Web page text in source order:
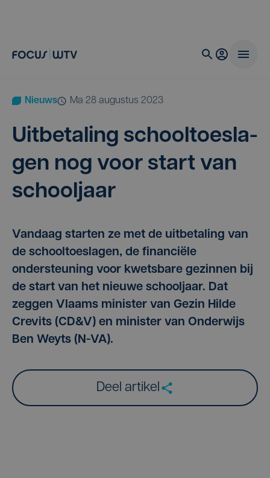
Nieuws ma 28 augustus 2023
Uit­be­ta­ling school­toe­sla­
gen nog voor start van
schooljaar
Vandaag starten ze met de uitbetaling van
de schooltoeslagen, de financiële
ondersteuning voor kwetsbare gezinnen bij
de start van het nieuwe schooljaar. Dat
zeggen Vlaams minister van Gezin Hilde
Crevits (CD&V) en minister van Onderwijs
Ben Weyts (N-VA).
Deel artikel